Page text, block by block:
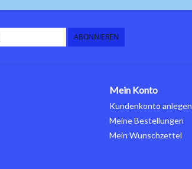
ABONNIEREN
Mein Konto
Kundenkonto anlegen
Meine Bestellungen
Mein Wunschzettel